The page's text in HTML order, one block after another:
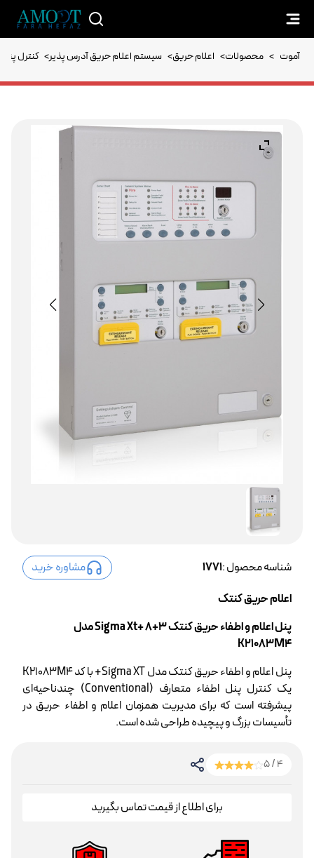
آموت > محصولات> اعلام حریق> سیستم اعلام حریق آدرس پذیر> کنترل
شناسه محصول :1771
مشاوره خرید
اعلام حریق کنتک
پنل اعلام و اطفاء حریق کنتک 3+8 +Sigma Xt مدل
K21083M4
پنل اعلام و اطفاء حریق کنتک مدل Sigma XT+ با کد K21083M4
یک کنترل پنل اطفاء متعارف (Conventional) چندناحیه‌ای
پیشرفته است که برای مدیریت همزمان اعلام و اطفاء حریق در
تأسیسات بزرگ و پیچیده طراحی شده است.
4 / 5
برای اطلاع از قیمت تماس بگیرید